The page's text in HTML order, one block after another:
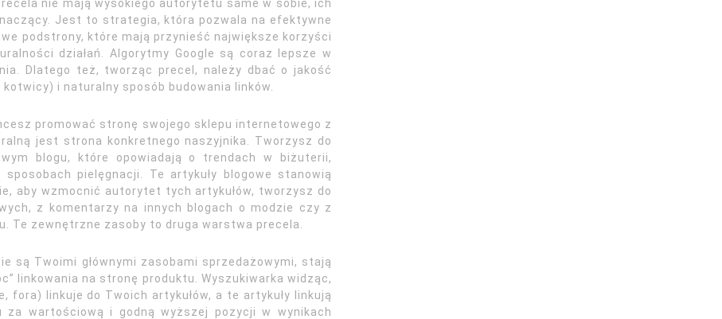
nie mają wysokiego autorytetu same w sobie, ich
Jest to strategia, która pozwala na efektywne
podstrony, które mają przynieść największe korzyści
działań. Algorytmy Google są coraz lepsze w
Dlatego też, tworząc precel, należy dbać o jakość
i naturalny sposób budowania linków.
promować stronę swojego sklepu internetowego z
jest strona konkretnego naszyjnika. Tworzysz do
blogu, które opowiadają o trendach w biżuterii,
pielęgnacji. Te artykuły blogowe stanowią
aby wzmocnić autorytet tych artykułów, tworzysz do
z komentarzy na innych blogach o modzie czy z
Te zewnętrzne zasoby to druga warstwa precela.
są Twoimi głównymi zasobami sprzedażowymi, stają
linkowania na stronę produktu. Wyszukiwarka widząc,
fora) linkuje do Twoich artykułów, a te artykuły linkują
wartościową i godną wyższej pozycji w wynikach